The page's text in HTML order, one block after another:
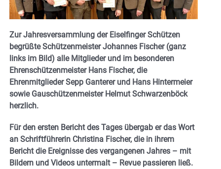
Zur Jahresversammlung der Eiselfinger Schützen
begrüßte Schützenmeister Johannes Fischer (ganz
links im Bild) alle Mitglieder und im besonderen
Ehrenschützenmeister Hans Fischer, die
Ehrenmitglieder Sepp Ganterer und Hans Hintermeier
sowie Gauschützenmeister Helmut Schwarzenböck
herzlich.
Für den ersten Bericht des Tages übergab er das Wort
an Schriftführerin Christina Fischer, die in ihrem
Bericht die Ereignisse des vergangenen Jahres – mit
Bildern und Videos untermalt – Revue passieren ließ.